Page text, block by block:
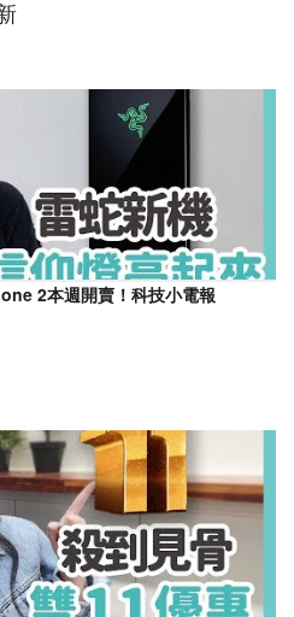
2本週開賣！科技小電報